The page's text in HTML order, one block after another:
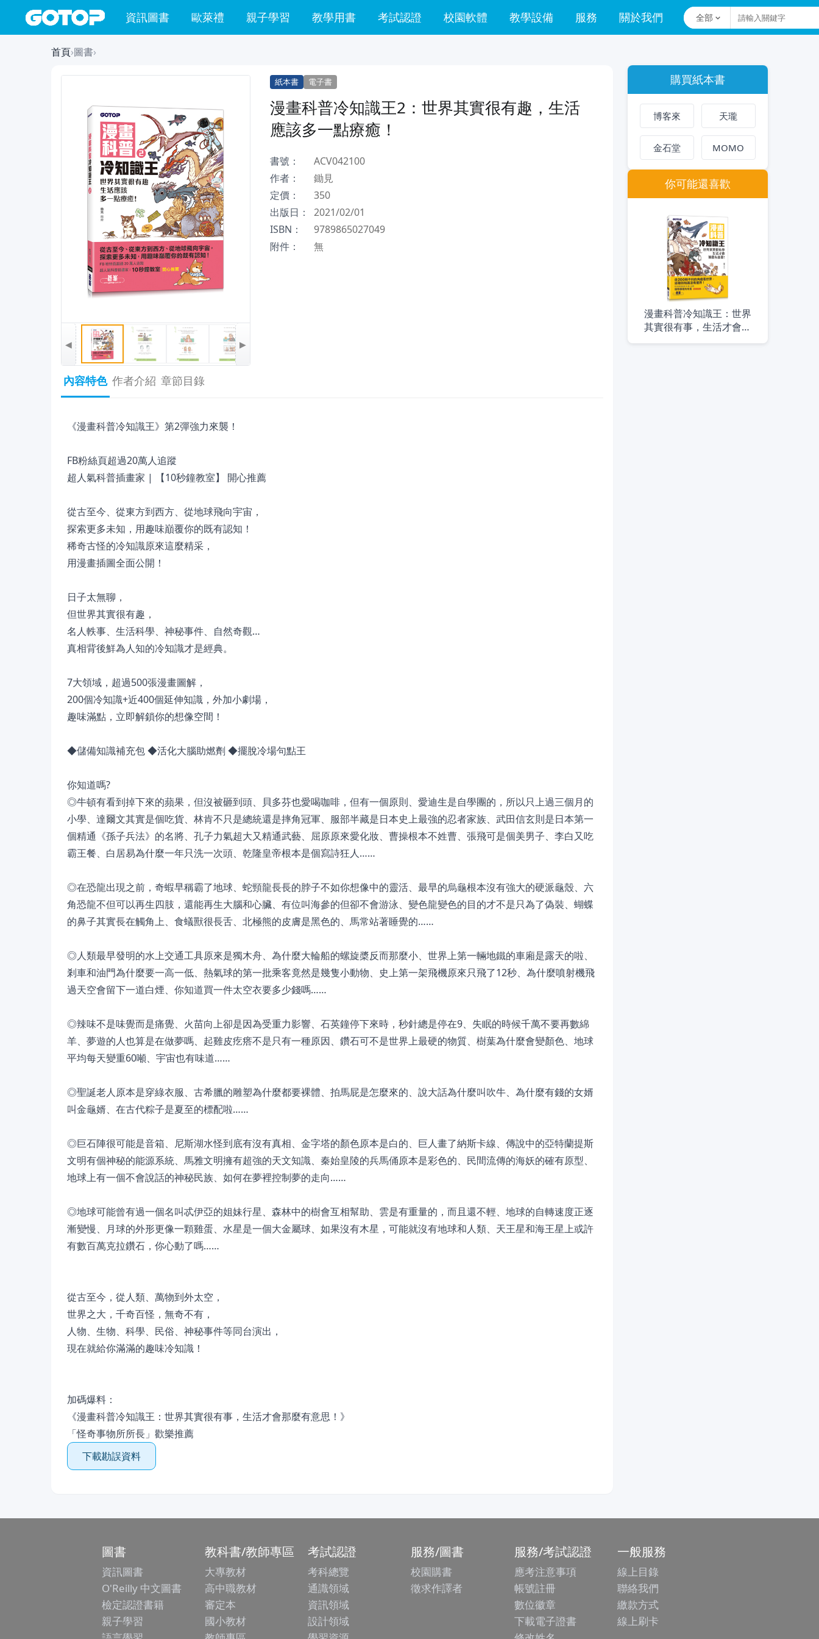
資訊圖書 歐萊禮 親子學習 教學用書 考試認證 校園軟體 教學設備 服務 關於我們 全部
首頁›圖書›
◀ ▶
紙本書 電子書
漫畫科普冷知識王2：世界其實很有趣，生活
應該多一點療癒！
書號：
ACV042100
作者：
鋤見
定價：
350
出版日：
2021/02/01
ISBN：
9789865027049
附件：
無
內容特色 作者介紹 章節目錄
《漫畫科普冷知識王》第2彈強力來襲！
FB粉絲頁超過20萬人追蹤
超人氣科普插畫家 | 【10秒鐘教室】 開心推薦
從古至今、從東方到西方、從地球飛向宇宙，
探索更多未知，用趣味巔覆你的既有認知！
稀奇古怪的冷知識原來這麼精采，
用漫畫插圖全面公開！
日子太無聊，
但世界其實很有趣，
名人軼事、生活科學、神秘事件、自然奇觀…
真相背後鮮為人知的冷知識才是經典。
7大領域，超過500張漫畫圖解，
200個冷知識+近400個延伸知識，外加小劇場，
趣味滿點，立即解鎖你的想像空間！
◆儲備知識補充包 ◆活化大腦助燃劑 ◆擺脫冷場句點王
你知道嗎?
◎牛頓有看到掉下來的蘋果，但沒被砸到頭、貝多芬也愛喝咖啡，但有一個原則、愛迪生是自學團的，所以只上過三個月的
小學、達爾文其實是個吃貨、林肯不只是總統還是摔角冠軍、服部半藏是日本史上最強的忍者家族、武田信玄則是日本第一
個精通《孫子兵法》的名將、孔子力氣超大又精通武藝、屈原原來愛化妝、曹操根本不姓曹、張飛可是個美男子、李白又吃
霸王餐、白居易為什麼一年只洗一次頭、乾隆皇帝根本是個寫詩狂人……
◎在恐龍出現之前，奇蝦早稱霸了地球、蛇頸龍長長的脖子不如你想像中的靈活、最早的烏龜根本沒有強大的硬派龜殼、六
角恐龍不但可以再生四肢，還能再生大腦和心臟、有位叫海參的但卻不會游泳、變色龍變色的目的才不是只為了偽裝、蝴蝶
的鼻子其實長在觸角上、食蟻獸很長舌、北極熊的皮膚是黑色的、馬常站著睡覺的……
◎人類最早發明的水上交通工具原來是獨木舟、為什麼大輪船的螺旋槳反而那麼小、世界上第一輛地鐵的車廂是露天的啦、
剎車和油門為什麼要一高一低、熱氣球的第一批乘客竟然是幾隻小動物、史上第一架飛機原來只飛了12秒、為什麼噴射機飛
過天空會留下一道白煙、你知道買一件太空衣要多少錢嗎……
◎辣味不是味覺而是痛覺、火苗向上卻是因為受重力影響、石英鐘停下來時，秒針總是停在9、失眠的時候千萬不要再數綿
羊、夢遊的人也算是在做夢嗎、起雞皮疙瘩不是只有一種原因、鑽石可不是世界上最硬的物質、樹葉為什麼會變顏色、地球
平均每天變重60噸、宇宙也有味道……
◎聖誕老人原本是穿綠衣服、古希臘的雕塑為什麼都要裸體、拍馬屁是怎麼來的、說大話為什麼叫吹牛、為什麼有錢的女婿
叫金龜婿、在古代粽子是夏至的標配啦……
◎巨石陣很可能是音箱、尼斯湖水怪到底有沒有真相、金字塔的顏色原本是白的、巨人畫了納斯卡線、傳說中的亞特蘭提斯
文明有個神秘的能源系統、馬雅文明擁有超強的天文知識、秦始皇陵的兵馬俑原本是彩色的、民間流傳的海妖的確有原型、
地球上有一個不會說話的神秘民族、如何在夢裡控制夢的走向……
◎地球可能曾有過一個名叫忒伊亞的姐妹行星、森林中的樹會互相幫助、雲是有重量的，而且還不輕、地球的自轉速度正逐
漸變慢、月球的外形更像一顆雞蛋、水星是一個大金屬球、如果沒有木星，可能就沒有地球和人類、天王星和海王星上或許
有數百萬克拉鑽石，你心動了嗎……
從古至今，從人類、萬物到外太空，
世界之大，千奇百怪，無奇不有，
人物、生物、科學、民俗、神秘事件等同台演出，
現在就給你滿滿的趣味冷知識！
加碼爆料：
《漫畫科普冷知識王：世界其實很有事，生活才會那麼有意思！》
「怪奇事物所所長」歡樂推薦
下載勘誤資料
購買紙本書
博客來 天瓏
金石堂 MOMO
你可能還喜歡
漫畫科普冷知識王：世界
其實很有事，生活才會那
麼有意思！
圖書
資訊圖書
O'Reilly 中文圖書
檢定認證書籍
親子學習
教科書/教師專區
大專教材
高中職教材
審定本
國小教材
考試認證
考科總覽
通識領域
資訊領域
設計領域
服務/圖書
校園購書
徵求作譯者
服務/考試認證
應考注意事項
帳號註冊
數位徽章
下載電子證書
一般服務
線上目錄
聯絡我們
繳款方式
線上刷卡